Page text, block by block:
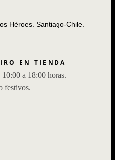
Héroes. Santiago-Chile.
EN TIENDA
a 18:00 horas.
festivos.